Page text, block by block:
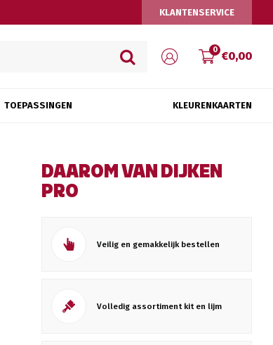
KLANTENSERVICE
0 €0,00
TOEPASSINGEN KLEURENKAARTEN
DAAROM VAN DIJKEN
PRO
Veilig en gemakkelijk bestellen
Volledig assortiment kit en lijm